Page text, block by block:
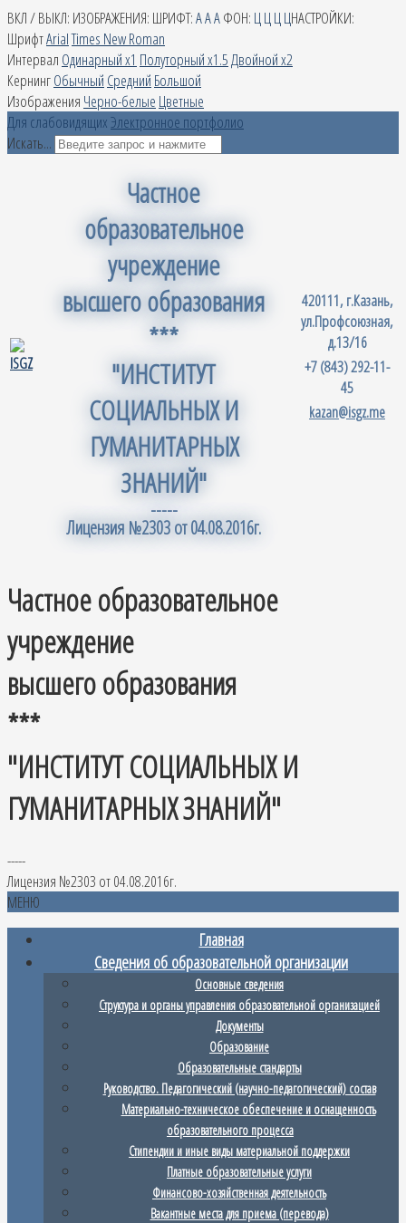
ВКЛ / ВЫКЛ: ИЗОБРАЖЕНИЯ: ШРИФТ:AAAФОН: ЦЦЦЦНАСТРОЙКИ:
ШрифтArialTimes New Roman
Интервал Одинарный х1 Полуторный х1.5Двойной х2
КернингОбычный Средний Большой
Изображения Черно-белые Цветные
Для слабовидящихЭлектронное портфолио
Искать...
Частное
образовательное
учреждение
высшего образования
***
"ИНСТИТУТ
СОЦИАЛЬНЫХ И
ГУМАНИТАРНЫХ
ЗНАНИЙ"
-----
Лицензия №2303 от 04.08.2016г.
420111, г.Казань,
ул.Профсоюзная,
д.13/16
+7 (843) 292-11-
45
kazan@isgz.me
Частное образовательное
учреждение
высшего образования
***
"ИНСТИТУТ СОЦИАЛЬНЫХ И
ГУМАНИТАРНЫХ ЗНАНИЙ"
-----
Лицензия №2303 от 04.08.2016г.
МЕНЮ
Главная
Сведения об образовательной организации
Основные сведения
Структура и органы управления образовательной организацией
Документы
Образование
Образовательные стандарты
Руководство. Педагогический (научно-педагогический) состав
Материально-техническое обеспечение и оснащенность
образовательного процесса
Стипендии и иные виды материальной поддержки
Платные образовательные услуги
Финансово-хозяйственная деятельность
Вакантные места для приема (перевода)